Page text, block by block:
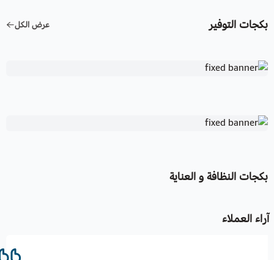
بكجات التوفير عرض الكل
بكجات النظافة و العناية
آراء العملاء